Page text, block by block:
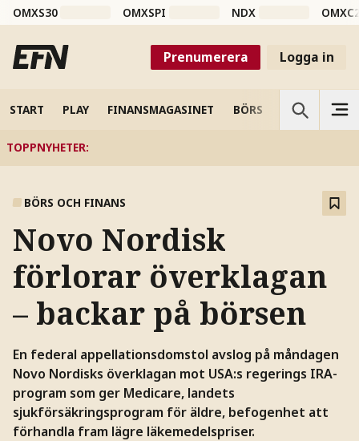
OMXS30 OMXSPI NDX
Prenumerera Logga in
START PLAY FINANSMAGASINET BÖRS VETENSKAP
TOPPNYHETER:
BÖRS OCH FINANS
Novo Nordisk
förlorar överklagan
– backar på börsen
En federal appellationsdomstol avslog på måndagen
Novo Nordisks överklagan mot USA:s regerings IRA-
program som ger Medicare, landets
sjukförsäkringsprogram för äldre, befogenhet att
förhandla fram lägre läkemedelspriser.